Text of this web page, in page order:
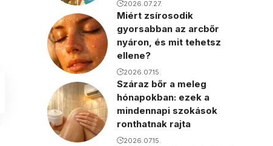
2026.07.27.
Miért zsírosodik
gyorsabban az arcbőr
nyáron, és mit tehetsz
ellene?
2026.07.15.
Száraz bőr a meleg
hónapokban: ezek a
mindennapi szokások
ronthatnak rajta
2026.07.15.